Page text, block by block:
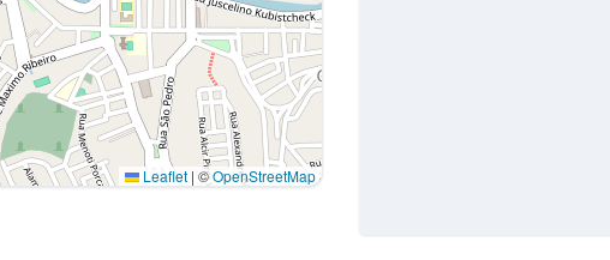
Leaflet | ©OpenStreetMap